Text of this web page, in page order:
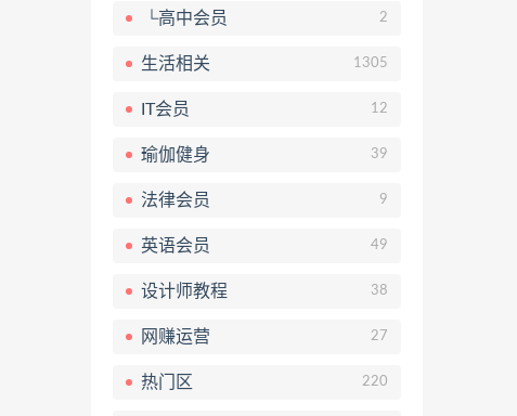
└高中会员 2
生活相关 1305
IT会员 12
瑜伽健身 39
法律会员 9
英语会员 49
设计师教程 38
网赚运营 27
热门区 220